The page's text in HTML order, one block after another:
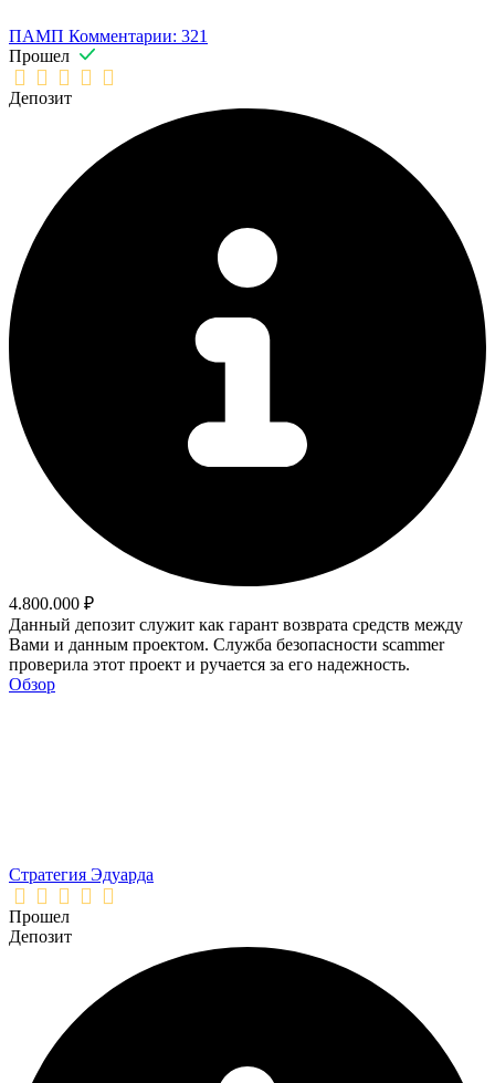
ПАМП Комментарии: 321
Прошел
Депозит
4.800.000 ₽
Данный депозит служит как гарант возврата средств между
Вами и данным проектом. Служба безопасности scammer
проверила этот проект и ручается за его надежность.
Обзор
Стратегия Эдуарда
Прошел
Депозит